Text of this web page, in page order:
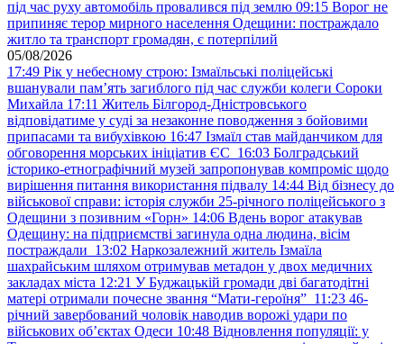
під час руху автомобіль провалився під землю 09:15 Ворог не
припиняє терор мирного населення Одещини: постраждало
житло та транспорт громадян, є потерпілий
05/08/2026
17:49 Рік у небесному строю: Ізмаїльські поліцейські
вшанували пам’ять загиблого під час служби колеги Сороки
Михайла 17:11 Житель Білгород-Дністровського
відповідатиме у суді за незаконне поводження з бойовими
припасами та вибухівкою 16:47 Ізмаїл став майданчиком для
обговорення морських ініціатив ЄС 16:03 Болградський
історико-етнографічний музей запропонував компроміс щодо
вирішення питання використання підвалу 14:44 Від бізнесу до
військової справи: історія служби 25-річного поліцейського з
Одещини з позивним «Горн» 14:06 Вдень ворог атакував
Одещину: на підприємстві загинула одна людина, вісім
постраждали 13:02 Наркозалежний житель Ізмаїла
шахрайським шляхом отримував метадон у двох медичних
закладах міста 12:21 У Буджацькій громади дві багатодітні
матері отримали почесне звання “Мати-героїня” 11:23 46-
річний завербований чоловік наводив ворожі удари по
військових обʼєктах Одеси 10:48 Відновлення популяції: у